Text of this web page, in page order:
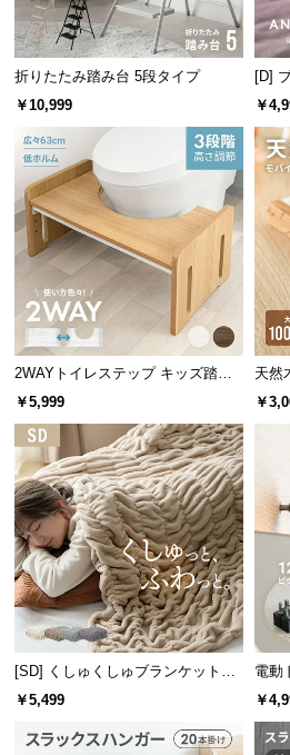
保
証
い
て
会
員
規
約
に
つ
い
て
お
客
様
サ
ポ
ー
ト
折りたたみ踏み台 5段タイプ
￥10,999
[D]
バー
￥
2WAYトイレステップ キッズ踏み
台 3段階高さ調節
￥5,999
天然
Ah
￥
[SD] くしゅくしゅブランケットフ
ランネルタイプ
￥5,499
電動
￥